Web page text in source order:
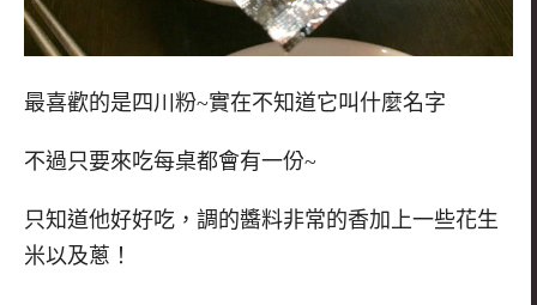
最喜歡的是四川粉~實在不知道它叫什麼名字
不過只要來吃每桌都會有一份~
只知道他好好吃，調的醬料非常的香加上一些花生
米以及蔥！